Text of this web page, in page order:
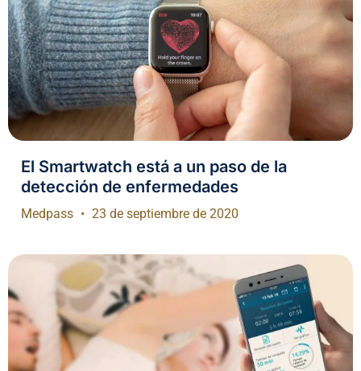
El Smartwatch está a un paso de la
detección de enfermedades
Medpass 23 de septiembre de 2020